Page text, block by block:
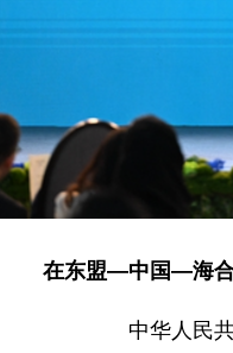
在东盟—中国—海合
中华人民